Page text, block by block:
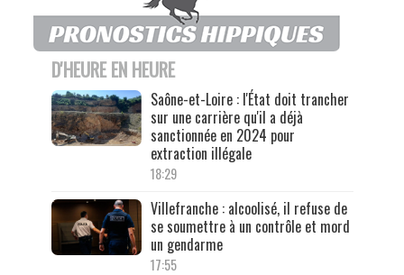
D'HEURE EN HEURE
Saône-et-Loire : l'État doit trancher
sur une carrière qu'il a déjà
sanctionnée en 2024 pour
extraction illégale
18:29
Villefranche : alcoolisé, il refuse de
se soumettre à un contrôle et mord
un gendarme
17:55